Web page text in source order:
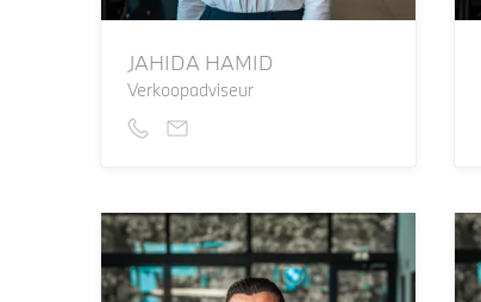
JAHIDA HAMID
Verkoopadviseur